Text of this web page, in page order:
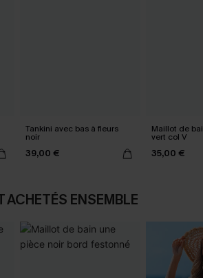
Tankini avec bas à fleurs
noir
39,00 €
Maillot de
vert col V
35,00 €
ACHETÉS ENSEMBLE